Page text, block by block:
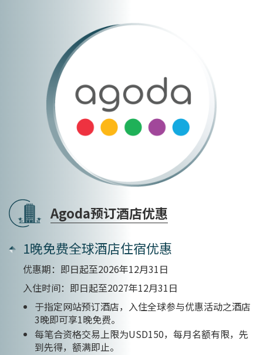
Agoda预订酒店优惠
1晚免费全球酒店住宿优惠
优惠期：即日起至2026年12月31日
入住时间：即日起至2027年12月31日
于指定网站预订酒店，入住全球参与优惠活动之酒店
3晚即可享1晚免费。
每笔合资格交易上限为USD150，每月名额有限，先
到先得，额满即止。